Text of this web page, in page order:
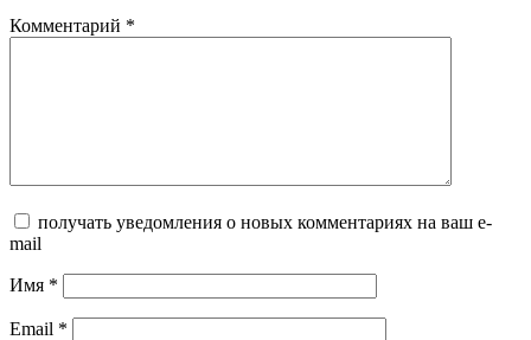
Комментарий *
получать уведомления о новых комментариях на ваш e-
mail
Имя *
Email *